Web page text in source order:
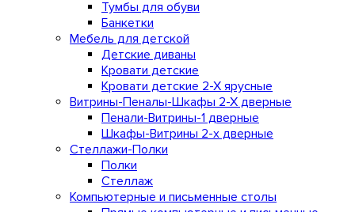
Тумбы для обуви
Банкетки
Мебель для детской
Детские диваны
Кровати детские
Кровати детские 2-Х ярусные
Витрины-Пеналы-Шкафы 2-Х дверные
Пенали-Витрины-1 дверные
Шкафы-Витрины 2-х дверные
Стеллажи-Полки
Полки
Стеллаж
Компьютерные и письменные столы